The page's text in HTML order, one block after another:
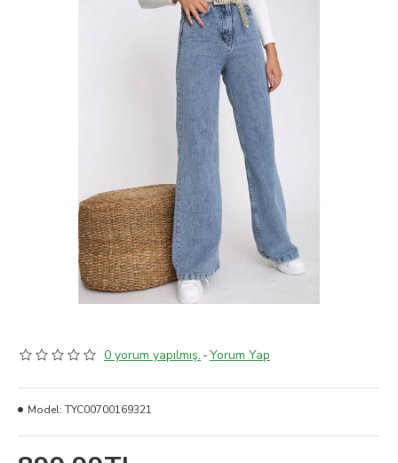
0 yorum yapılmış. -Yorum Yap
Model: TYC00700169321